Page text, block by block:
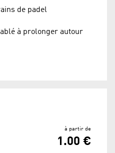
de padel
à prolonger autour
à partir de
1.00 €